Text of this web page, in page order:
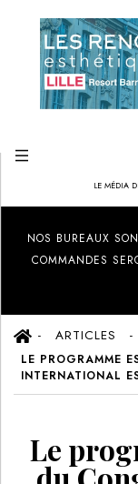
LE MÉDIA
NOS BUREAUX
COMMANDES
ARTICLES
LE PROGRAMME
INTERNATIONAL
Le